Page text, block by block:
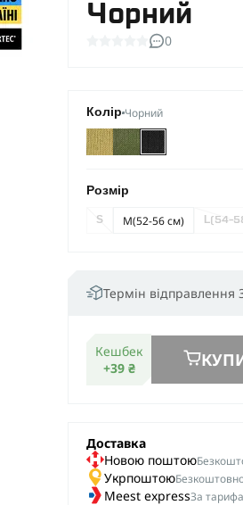
Чорний
0
Колір Чорний
Розмір
S M(52-56 см) L(54-
Термін відправлення
Кешбек
+39 ₴
Доставка
Новою поштою
Укрпоштою
Meest expressЗа